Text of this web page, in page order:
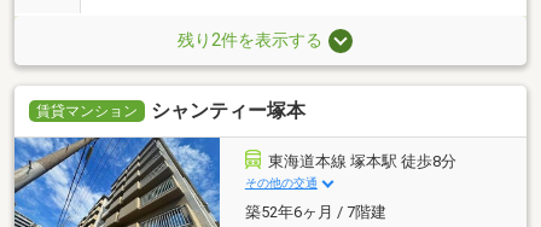
残り2件を表示する
賃貸マンション シャンティー塚本
東海道本線 塚本駅 徒歩8分
その他の交通
築52年6ヶ月 / 7階建